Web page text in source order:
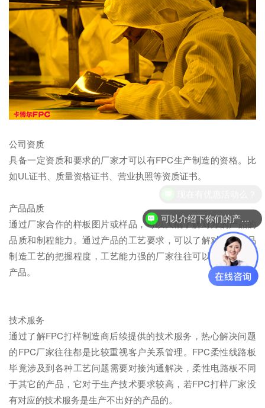
公司资质
具备一定资质和要求的厂家才可以有FPC生产制造的资格。比
如UL证书、质量资格证书、营业执照等资质证书。
产品品质
通过厂家合作的样板图片或样品，可以大概了解对方的产品的
品质和制程能力。通过产品的工艺要求，可以了解对方对产品
制造工艺的把握程度，工艺能力强的厂家往往可以生产出好的
产品。
技术服务
通过了解FPC打样制造商后续提供的技术服务，热心解决问题
的FPC厂家往往都是比较重视客户关系管理。FPC柔性线路板
毕竟涉及到各种工艺问题需要对接沟通解决，柔性电路板不同
于其它的产品，它对于生产技术要求较高，若FPC打样厂家没
有对应的技术服务是生产不出好的产品的。
可以介绍下你们的产品么？